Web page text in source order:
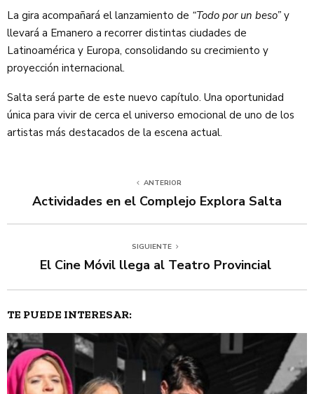
La gira acompañará el lanzamiento de “Todo por un beso” y
llevará a Emanero a recorrer distintas ciudades de
Latinoamérica y Europa, consolidando su crecimiento y
proyección internacional.
Salta será parte de este nuevo capítulo. Una oportunidad
única para vivir de cerca el universo emocional de uno de los
artistas más destacados de la escena actual.
ANTERIOR
Actividades en el Complejo Explora Salta
SIGUIENTE
El Cine Móvil llega al Teatro Provincial
TE PUEDE INTERESAR: